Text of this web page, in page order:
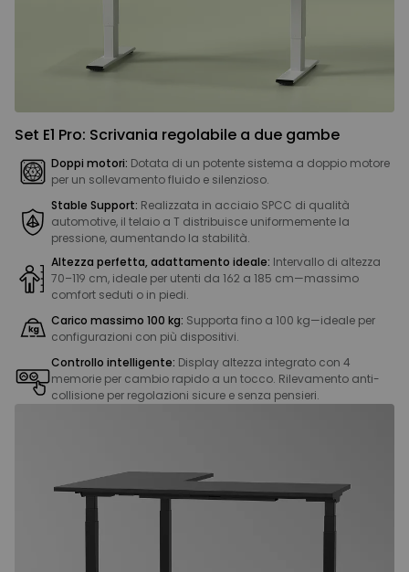
Set E1 Pro: Scrivania regolabile a due gambe
Doppi motori: Dotata di un potente sistema a doppio motore
per un sollevamento fluido e silenzioso.
Stable Support: Realizzata in acciaio SPCC di qualità
automotive, il telaio a T distribuisce uniformemente la
pressione, aumentando la stabilità.
Altezza perfetta, adattamento ideale: Intervallo di altezza
70–119 cm, ideale per utenti da 162 a 185 cm—massimo
comfort seduti o in piedi.
Carico massimo 100 kg: Supporta fino a 100 kg—ideale per
configurazioni con più dispositivi.
Controllo intelligente: Display altezza integrato con 4
memorie per cambio rapido a un tocco. Rilevamento anti-
collisione per regolazioni sicure e senza pensieri.